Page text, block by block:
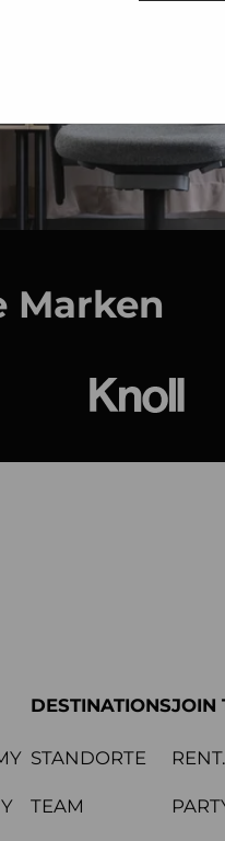
Marken
DESTINATIONS
STANDORTE
TEAM
JOIN